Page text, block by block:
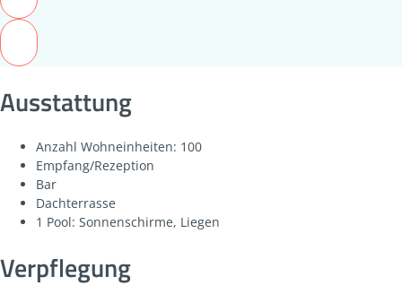
Ausstattung
Anzahl Wohneinheiten: 100
Empfang/Rezeption
Bar
Dachterrasse
1 Pool: Sonnenschirme, Liegen
Verpflegung